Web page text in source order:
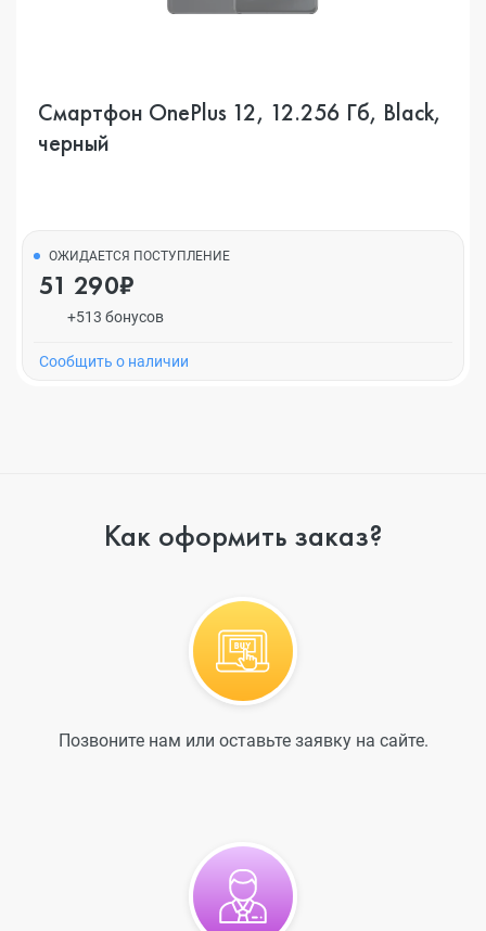
Смартфон OnePlus 12, 12.256 Гб, Black,
черный
ОЖИДАЕТСЯ ПОСТУПЛЕНИЕ
51 290₽
+513 бонусов
Cообщить о наличии
Как оформить заказ?
Позвоните нам или оставьте заявку на сайте.